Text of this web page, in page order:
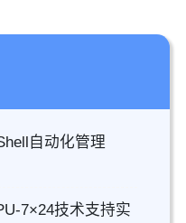
自动化管理
7×24技术支持实